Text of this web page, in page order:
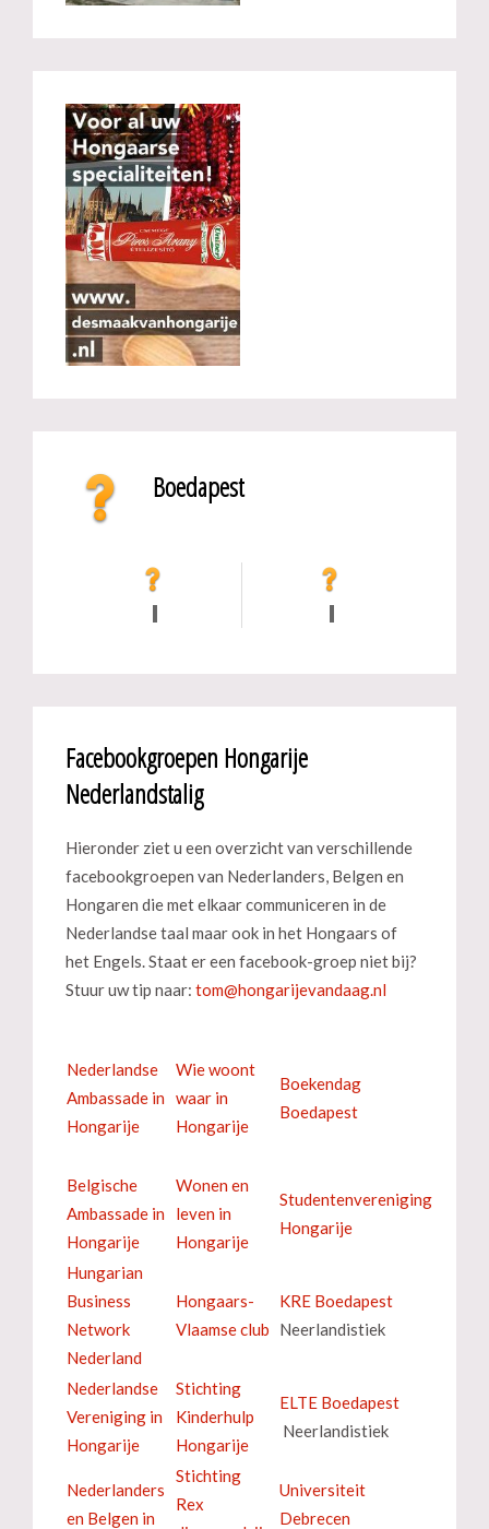
Boedapest
Facebookgroepen Hongarije
Nederlandstalig
Hieronder ziet u een overzicht van verschillende
facebookgroepen van Nederlanders, Belgen en
Hongaren die met elkaar communiceren in de
Nederlandse taal maar ook in het Hongaars of
het Engels. Staat er een facebook-groep niet bij?
Stuur uw tip naar:
Nederlandse
Ambassade in
Hongarije
Wie woont
waar in
Hongarije
Boekendag
Boedapest
Belgische
Ambassade in
Hongarije
Wonen en
leven in
Hongarije
Studentenvereniging
Hongarije
Hungarian
Business
Network
Nederland
Hongaars-
Vlaamse club
KRE Boedapest
Neerlandistiek
Nederlandse
Vereniging in
Hongarije
Stichting
Kinderhulp
Hongarije
ELTE Boedapest
Neerlandistiek
Nederlanders
en Belgen in
Stichting
Rex
Universiteit
Debrecen